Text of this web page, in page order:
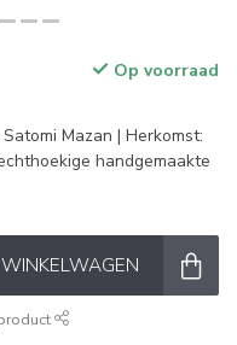
Op voorraad
Mazan | Herkomst:
handgemaakte